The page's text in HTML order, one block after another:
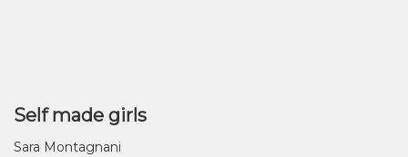
Self made girls
Sara Montagnani